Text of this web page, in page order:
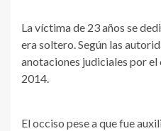
La víctima de 23 años se
era soltero. Según las
anotaciones judiciales por el
2014.
El occiso pese a que fue